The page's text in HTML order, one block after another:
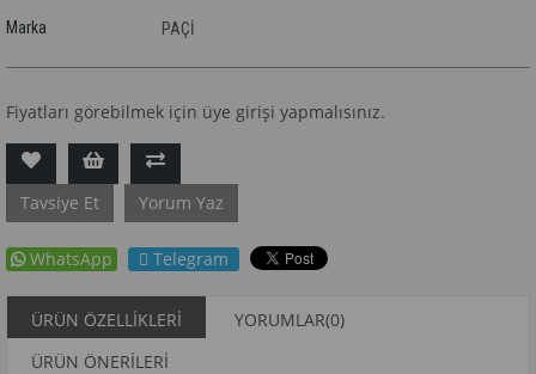
Marka PAÇİ
Fiyatları görebilmek için üye girişi yapmalısınız.
Tavsiye Et Yorum Yaz
WhatsApp Telegram
ÜRÜN ÖZELLIKLERI YORUMLAR(0)
ÜRÜN ÖNERILERI